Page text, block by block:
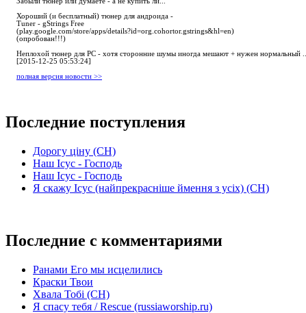
Хороший (и бесплатный) тюнер для андроида -
Tuner - gStrings Free
(play.google.com/store/apps/details?id=org.cohortor.gstrings&hl=en)
(опробован!!!)
Неплохой тюнер для РС - хотя сторонние шумы иногда мешают + нужен нормальный ...
[2015-12-25 05:53:24]
полная версия новости >>
Последние поступления
Дорогу ціну (СН)
Наш Ісус - Господь
Наш Ісус - Господь
Я скажу Ісус (найпрекрасніше ймення з усіх) (СН)
Последние с комментариями
Ранами Его мы исцелились
Краски Твои
Хвала Тобі (СН)
Я спасу тебя / Rescue (russiaworship.ru)